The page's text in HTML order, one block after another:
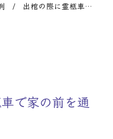
/ 出棺の際に霊柩車で
家の前を通った家族
で家の前を通